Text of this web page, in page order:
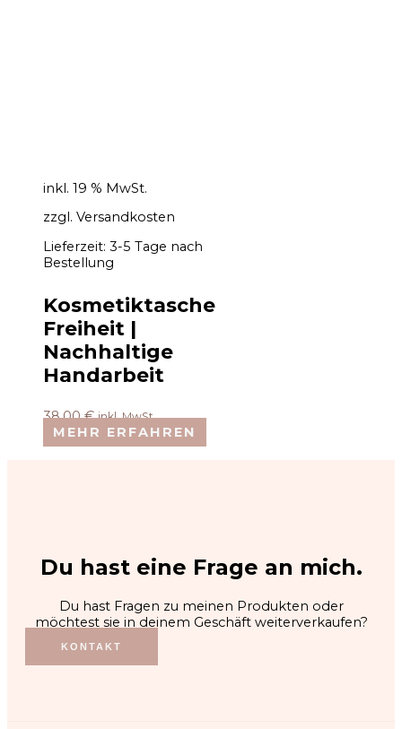
inkl. 19 % MwSt.
zzgl. Versandkosten
Lieferzeit: 3-5 Tage nach
Bestellung
Kosmetiktasche
Freiheit |
Nachhaltige
Handarbeit
38,00€ inkl. MwSt.
MEHR ERFAHREN
Du hast eine Frage an mich.
Du hast Fragen zu meinen Produkten oder
möchtest sie in deinem Geschäft weiterverkaufen?
KONTAKT